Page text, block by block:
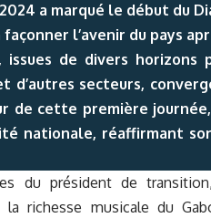
a marqué le début du
façonner l’avenir du pays
issues de divers
d’autres secteurs,
de cette première
nationale, réaffirmant
du président de
richesse musicale du